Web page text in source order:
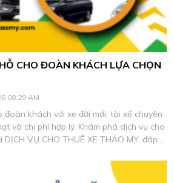
CHO ĐOÀN KHÁCH LỰA CHỌN
08:29 AM
đoàn khách với xe đời mới, tài xế chuyên
và chi phí hợp lý. Khám phá dịch vụ cho
VỤ CHO THUÊ XE THẢO MY, đáp